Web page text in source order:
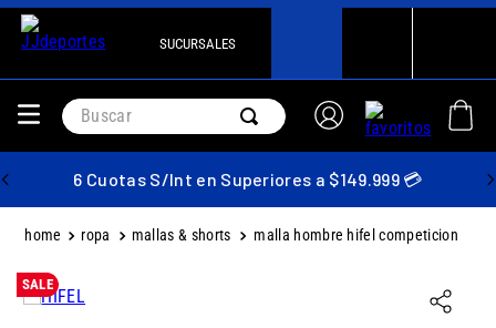
SUCURSALES
Buscar
6 Cuotas S/Int en Superiores a $149.999 💳
ropa mallas & shorts malla hombre hifel competicion
SALE